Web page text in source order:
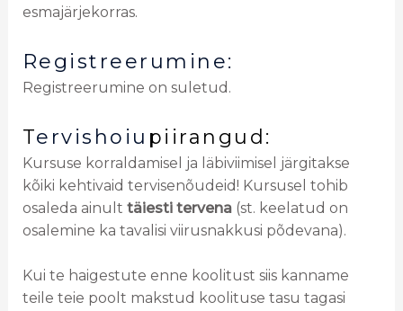
esmajärjekorras.
Registreerumine:
Registreerumine on suletud.
Tervishoiu piirangud:
Kursuse korraldamisel ja läbiviimisel järgitakse
kõiki kehtivaid tervisenõudeid! Kursusel tohib
osaleda ainult täiesti tervena(st. keelatud on
osalemine ka tavalisi viirusnakkusi põdevana).
Kui te haigestute enne koolitust siis kanname
teile teie poolt makstud koolituse tasu tagasi